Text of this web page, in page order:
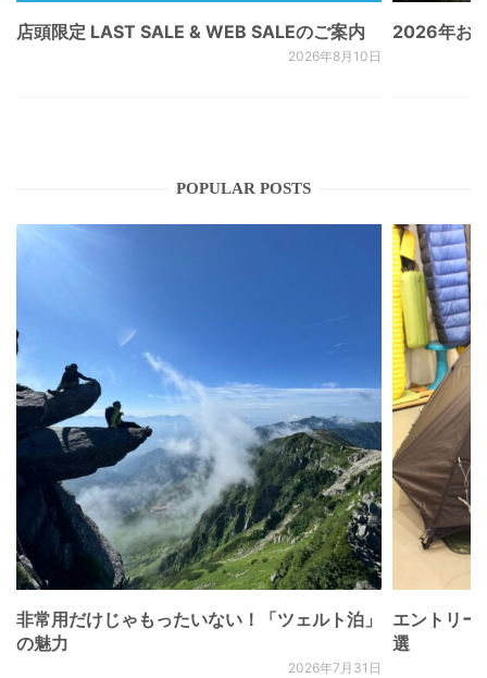
店頭限定 LAST SALE & WEB SALEのご案内
2026年8月10日
2026年お
POPULAR POSTS
非常用だけじゃもったいない！「ツェルト泊」
の魅力
2026年7月31日
エントリー
選